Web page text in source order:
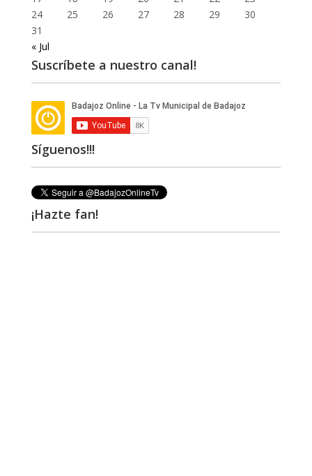
24
25 26 27 28 29
30
31
« Jul
Suscríbete a nuestro canal!
Síguenos!!!
¡Hazte fan!